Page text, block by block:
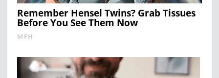
Remember Hensel Twins? Grab Tissues
Before You See Them Now
MFH